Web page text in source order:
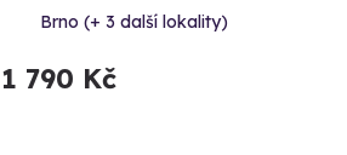
Brno (+ 3 další lokality)
1 790 Kč